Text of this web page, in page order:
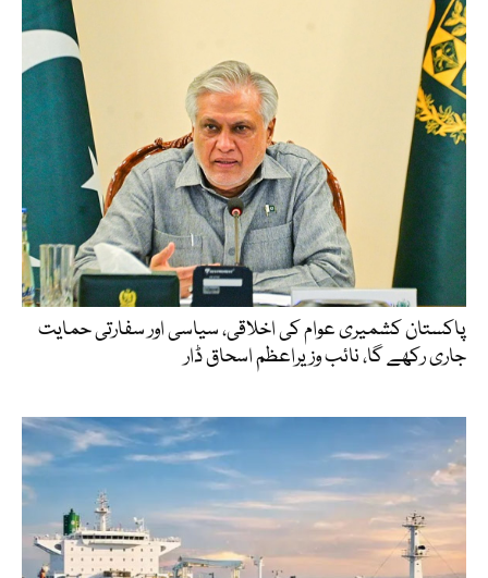
پاکستان کشمیری عوام کی اخلاقی، سیاسی اور سفارتی حمایت
جاری رکھے گا، نائب وزیراعظم اسحاق ڈار